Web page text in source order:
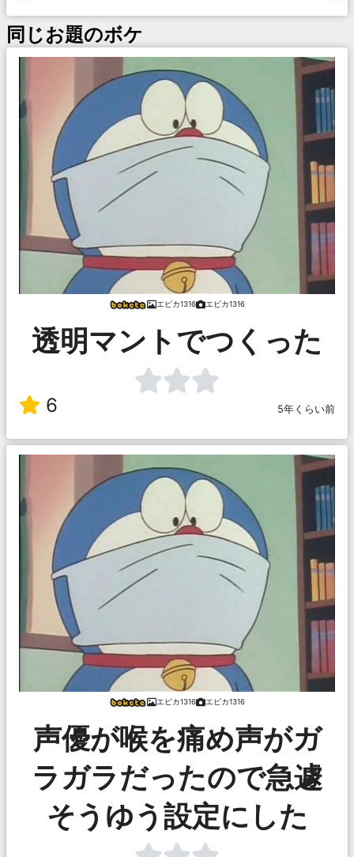
同じお題のボケ
エピカ1316 エピカ1316
透明マントでつくった
6 5年くらい前
エピカ1316 エピカ1316
声優が喉を痛め声がガ
ラガラだったので急遽
そうゆう設定にした